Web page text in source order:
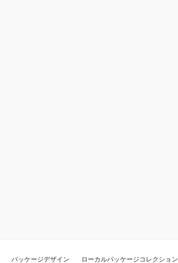
パッケージデザイン ローカルパッケージコレクション